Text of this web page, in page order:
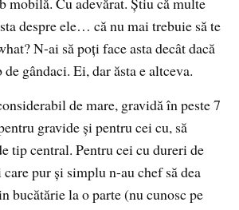
despre ele… că nu mai trebuie să te
N-ai să poți face asta decât dacă
gândaci. Ei, dar ăsta e altceva.
de mare, gravidă în peste 7
gravide și pentru cei cu, să
tip central. Pentru cei cu dureri de
pur și simplu n-au chef să dea
bucătărie la o parte (nu cunosc pe